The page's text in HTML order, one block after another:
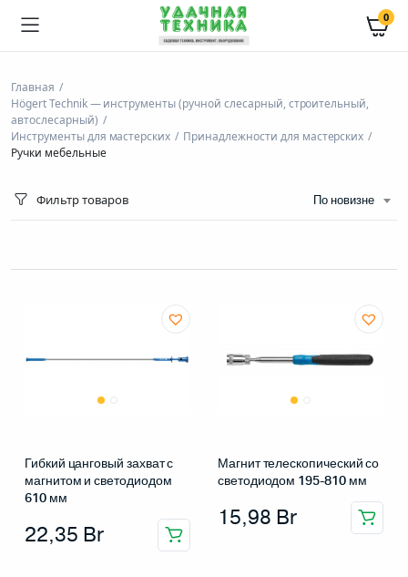
0
Главная
Högert Technik — инструменты (ручной слесарный, строительный,
автослесарный)
Инструменты для мастерских
Принадлежности для мастерских
Ручки мебельные
Фильтр товаров По новизне
Гибкий цанговый захват с
магнитом и светодиодом
610 мм
22,35 Br
Магнит телескопический со
светодиодом 195-810 мм
15,98 Br